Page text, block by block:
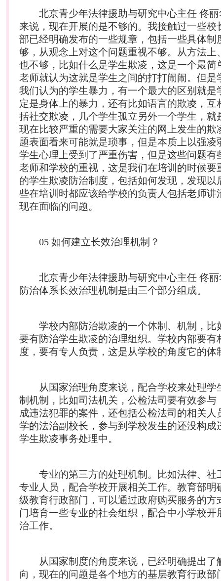
北京青少年法律援助与研究中心主任 佟丽
来说，现在开展的是不够的。我接触过一些校
部已经明确发布的一些规章，包括一些具体制
够，从观念上对这个问题重视不够。从方法上
也不够，比如什么是学生欺凌，这是一个最简
老师就认为这就是学生之间的打打闹闹。但是
我们认为的学生暴力，有一个最大的区别就是
定是身体上的暴力，还有比如语言的欺凌，互
括社交欺凌，几个学生孤立另外一个学生，就
现在比较严重的需要大家关注的网上发生的欺
题表面看来可能就是琐事，但是本质上以强凌
学生心理上受到了严重伤害，但是这些问题有
老师和学校的重视，这是我们在培训的时候要
的学生欺凌防治制度，包括如何发现，发现以
些在培训时都应该给学校的负责人包括老师讲
现在面临的问题。
05 如何建立长效治理机制？
北京青少年法律援助与研究中心主任 佟丽
防治体系长效治理机制是由三个部分组成。
学校内部防治欺凌的一个体制、机制，比
要有防治学生欺凌的治理组织。学校内部要有
度，要有专人负责，这是从学校的角度它的体
从国家治理角度来说，配合学校来处理学
制机制，比如司法机关，公检法司要有效参与
成违法犯罪的案件，还包括公检法司的相关人
学的法治副校长，参与到学校发生的还没构成
学生欺凌事务处理中。
专业的第三方的处理机制。比如法律、社
专业人员，配合学校开展相关工作。教育部明
级教育行政部门，可以通过政府购买服务的方
门培育一些专业的社会组织，配合中小学校开
治工作。
从国家制度的角度来说，已经明确提出了
向，现在的问题是各个地方的基层教育行政部